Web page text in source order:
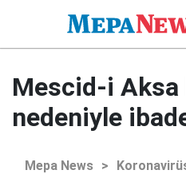
Mescid-i
nedeniyle
Mepa News >